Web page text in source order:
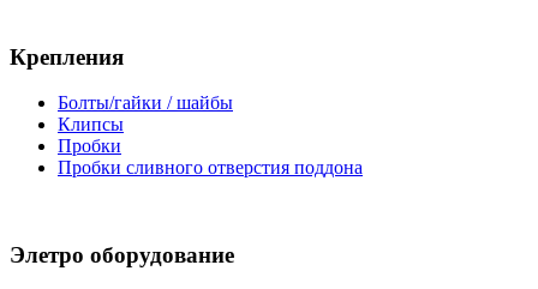
Крепления
Болты/гайки / шайбы
Клипсы
Пробки
Пробки сливного отверстия поддона
Элетро оборудование